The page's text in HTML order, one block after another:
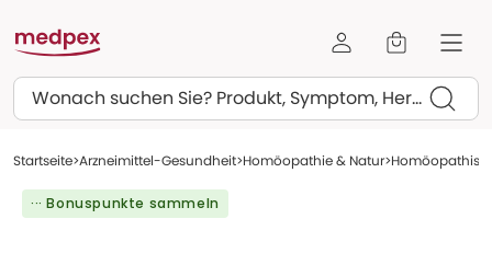
Suchen
Startseite Arzneimittel-Gesundheit Homöopathie & Natur
··· Bonuspunkte sammeln